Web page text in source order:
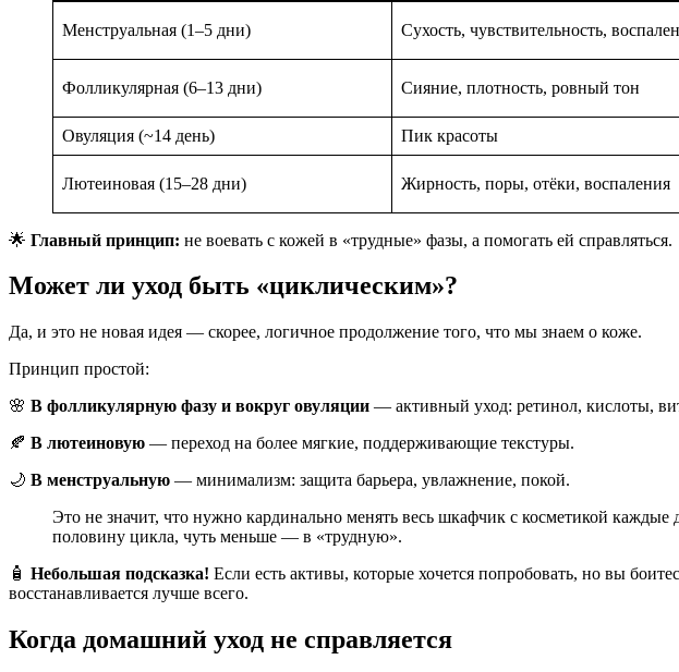
Менструальная (1–5 дни) Сухость, чувствительность,
Фолликулярная (6–13 дни) Сияние, плотность, ровный тон
Овуляция (~14 день) Пик красоты
Лютеиновая (15–28 дни) Жирность, поры, отёки, воспаления
🌟 Главный принцип: не воевать с кожей в «трудные» фазы, а помогать ей справляться.
Может ли уход быть «циклическим»?
Да, и это не новая идея — скорее, логичное продолжение того, что мы знаем о коже.
Принцип простой:
🌸 В фолликулярную фазу и вокруг овуляции — активный уход: ретинол, кислоты,
🍂 В лютеиновую — переход на более мягкие, поддерживающие текстуры.
🌙 В менструальную — минимализм: защита барьера, увлажнение, покой.
Это не значит, что нужно кардинально менять весь шкафчик с косметикой
половину цикла, чуть меньше — в «трудную».
🧴 Небольшая подсказка! Если есть активы, которые хочется попробовать, но вы
восстанавливается лучше всего.
Когда домашний уход не справляется